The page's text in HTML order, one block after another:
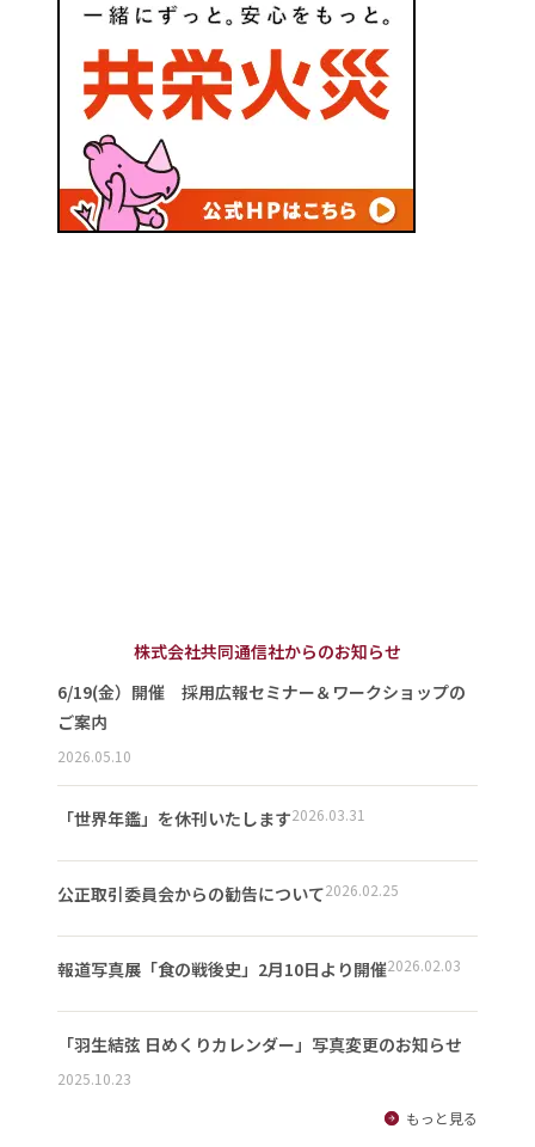
株式会社共同通信社からのお知らせ
6/19(金）開催 採用広報セミナー＆ワークショップの
ご案内
2026.05.10
「世界年鑑」を休刊いたします2026.03.31
公正取引委員会からの勧告について2026.02.25
報道写真展「食の戦後史」2月10日より開催2026.02.03
「羽生結弦 日めくりカレンダー」写真変更のお知らせ
2025.10.23
もっと見る